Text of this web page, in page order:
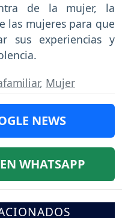
de la mujer, la
las mujeres para que
sus experiencias y
, Mujer
NEWS
WHATSAPP